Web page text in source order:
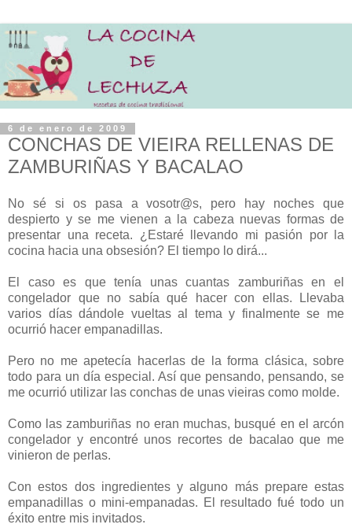
6 de enero de 2009
CONCHAS DE VIEIRA RELLENAS DE
ZAMBURIÑAS Y BACALAO
No sé si os pasa a vosotr@s, pero hay noches que
despierto y se me vienen a la cabeza nuevas formas de
presentar una receta. ¿Estaré llevando mi pasión por la
cocina hacia una obsesión? El tiempo lo dirá...
El caso es que tenía unas cuantas zamburiñas en el
congelador que no sabía qué hacer con ellas. Llevaba
varios días dándole vueltas al tema y finalmente se me
ocurrió hacer empanadillas.
Pero no me apetecía hacerlas de la forma clásica, sobre
todo para un día especial. Así que pensando, pensando, se
me ocurrió utilizar las conchas de unas vieiras como molde.
Como las zamburiñas no eran muchas, busqué en el arcón
congelador y encontré unos recortes de bacalao que me
vinieron de perlas.
Con estos dos ingredientes y alguno más prepare estas
empanadillas o mini-empanadas. El resultado fué todo un
éxito entre mis invitados.